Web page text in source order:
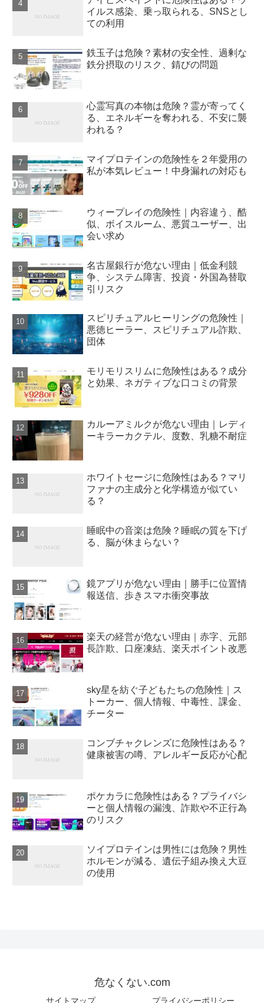
イルス感染、乗っ取られる、SNSとし
ての利用
鉄玉子は危険？素材の安全性、過剰な
鉄分摂取のリスク、錆びの問題
心霊写真の本物は危険？霊が寄ってく
る、エネルギーを奪われる、不安に襲
われる？
マイプロテインの危険性を２年愛用の
私が本気レビュー！中身漏れの対応も
ウィープレイの危険性｜内容違う、酷
似、ボイスルーム、悪質ユーザー、出
会い求め
名古屋銀行が危ない理由｜低金利競
争、システム障害、投資・外国為替取
引リスク
スピリチュアルヒーリングの危険性｜
悪徳ヒーラー、スピリチュアル詐欺、
団体
モリモリスリムに危険性はある？成分
と効果、ネガティブな口コミの背景
カルーアミルクが危ない理由｜レディ
ーキラーカクテル、度数、乳糖不耐症
ホワイトセージに危険性はある？マリ
ファナの主成分と化学構造が似てい
る？
睡眠中の音楽は危険？睡眠の質を下げ
る、脳が休まらない？
鏡アプリが危ない理由｜勝手に位置情
報送信、歩きスマホ衝突事故
楽天の経営が危ない理由｜赤字、元部
長詐欺、口座凍結、楽天ポイント改悪
sky星を紡ぐ子どもたちの危険性｜ス
トーカー、個人情報、中毒性、課金、
チーター
コンブチャクレンズに危険性はある？
健康被害の噂、アレルギー反応が心配
ポケカラに危険性はある？プライバシ
ーと個人情報の漏洩、詐欺や不正行為
のリスク
ソイプロテインは男性には危険？男性
ホルモンが減る、遺伝子組み換え大豆
の使用
危なくない.com
サイトマップ プライバシーポリシー